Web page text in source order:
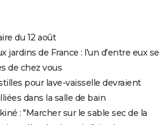
du 12 août
jardins de France : l'un d'entre eux se
de chez vous
pour lave-vaisselle devraient
dans la salle de bain
: "Marcher sur le sable sec de la